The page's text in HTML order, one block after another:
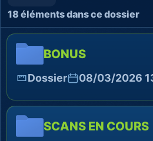
18 éléments dans ce dossier
BONUS
Dossier 08/03/2026
SCANS EN COURS